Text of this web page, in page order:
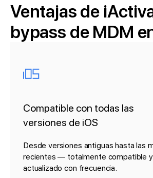
Ventajas de
bypass de MDM
Compatible con todas las
versiones de iOS
Desde versiones antiguas hasta las
recientes — totalmente compatible y
actualizado con frecuencia.